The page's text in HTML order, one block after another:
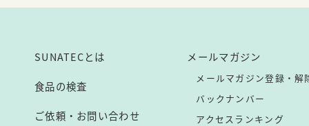
SUNATECとは
食品の検査
ご依頼・お問い合わせ
メールマガジン
メールマガジン登録・解
バックナンバー
アクセスランキング